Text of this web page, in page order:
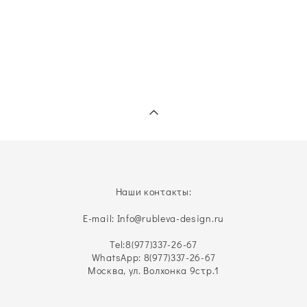
Наши контакты:
E-mail: Info@rubleva-design.ru
Tel:8(977)337-26-67
WhatsApp: 8(977)337-26-67
Москва, ул. Волхонка 9стр.1